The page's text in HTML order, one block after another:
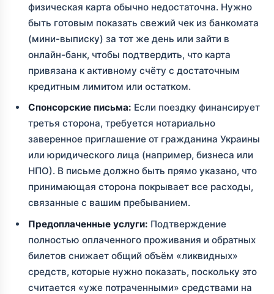
физическая карта обычно недостаточна. Нужно
быть готовым показать свежий чек из банкомата
(мини-выписку) за тот же день или зайти в
онлайн-банк, чтобы подтвердить, что карта
привязана к активному счёту с достаточным
кредитным лимитом или остатком.
Спонсорские письма: Если поездку финансирует
третья сторона, требуется нотариально
заверенное приглашение от гражданина Украины
или юридического лица (например, бизнеса или
НПО). В письме должно быть прямо указано, что
принимающая сторона покрывает все расходы,
связанные с вашим пребыванием.
Предоплаченные услуги: Подтверждение
полностью оплаченного проживания и обратных
билетов снижает общий объём «ликвидных»
средств, которые нужно показать, поскольку это
считается «уже потраченными» средствами на